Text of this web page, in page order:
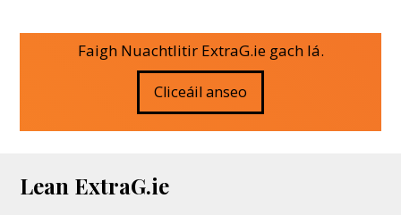
Faigh Nuachtlitir ExtraG.ie gach lá.
Cliceáil anseo
Lean ExtraG.ie